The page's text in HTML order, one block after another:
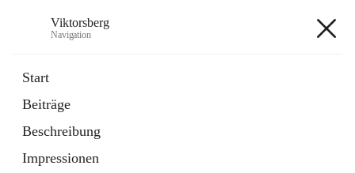
Viktorsberg
Navigation
Start
Beiträge
Beschreibung
Impressionen
1 Schnellzugriff
Bürgerservice